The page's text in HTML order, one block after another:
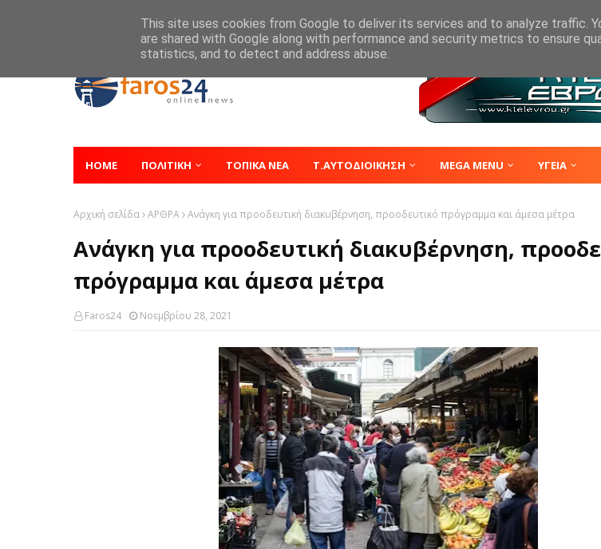
HOME ΠΟΛΙΤΙΚΗ ΤΟΠΙΚΑ ΝΕΑ Τ.ΑΥΤΟΔΙΟΙΚΗΣΗ MEGA MENU ΥΓΕΙΑ
Αρχική σελίδα ΑΡΘΡΑ Ανάγκη για προοδευτική διακυβέρνηση, προοδευτικό πρόγραμμα και άμεσα μέτρα
Ανάγκη για προοδευτική διακυβέρνηση,
πρόγραμμα και άμεσα μέτρα
Faros24 Νοεμβρίου 28, 2021
This site uses cookies from Google to deliver its services and to analyze traffic.
are shared with Google along with performance and security metrics to ensure
statistics, and to detect and address abuse.